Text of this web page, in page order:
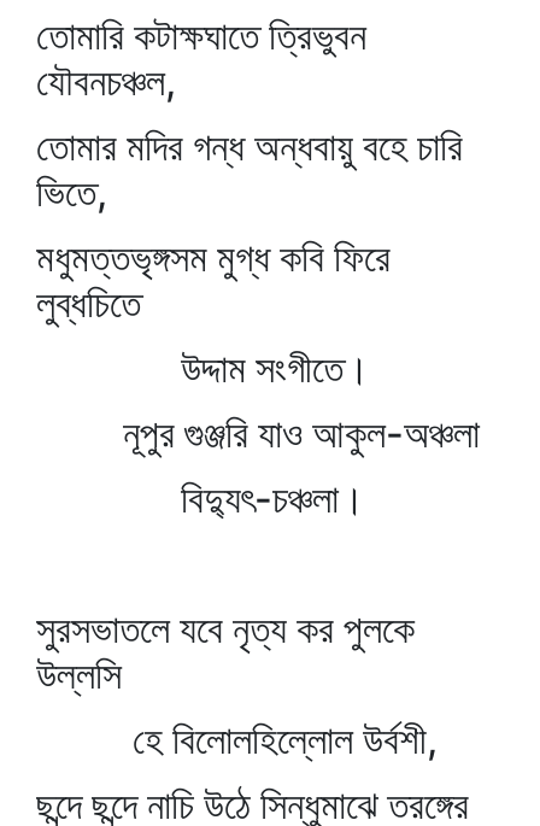
তোমারি কটাক্ষঘাতে ত্রিভুবন
যৌবনচঞ্চল,
তোমার মদির গন্ধ অন্ধবায়ু বহে চারি
ভিতে,
মধুমত্তভৃঙ্গসম মুগ্ধ কবি ফিরে
লুব্ধচিতে
উদ্দাম সংগীতে।
নূপুর গুঞ্জরি যাও আকুল-অঞ্চলা
বিদ্যুৎ-চঞ্চলা।
সুরসভাতলে যবে নৃত্য কর পুলকে
উল্লসি
হে বিলোলহিল্লোল উর্বশী,
ছন্দে ছন্দে নাচি উঠে সিন্ধুমাঝে তরঙ্গের